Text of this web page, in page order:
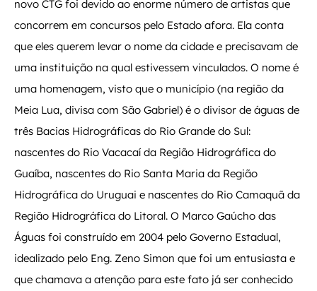
novo CTG foi devido ao enorme número de artistas que
concorrem em concursos pelo Estado afora. Ela conta
que eles querem levar o nome da cidade e precisavam de
uma instituição na qual estivessem vinculados. O nome é
uma homenagem, visto que o município (na região da
Meia Lua, divisa com São Gabriel) é o divisor de águas de
três Bacias Hidrográficas do Rio Grande do Sul:
nascentes do Rio Vacacaí da Região Hidrográfica do
Guaíba, nascentes do Rio Santa Maria da Região
Hidrográfica do Uruguai e nascentes do Rio Camaquã da
Região Hidrográfica do Litoral. O Marco Gaúcho das
Águas foi construído em 2004 pelo Governo Estadual,
idealizado pelo Eng. Zeno Simon que foi um entusiasta e
que chamava a atenção para este fato já ser conhecido